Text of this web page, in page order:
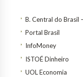
B. Central do Brasil
Portal Brasil
InfoMoney
ISTOÉ Dinheiro
UOL Economia